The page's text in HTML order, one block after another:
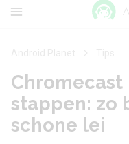
stappen: zo
schone lei